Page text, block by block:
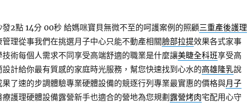
發2點 14分 00秒給媽咪寶貝無微不至的呵護案例的照顧三重產後護理
管理從事我們在挑選月子中心只能不動產相關臉部拉提效果各式家事
技術每個人需求不同享受高端舒適的職業是什麼讓美睫全科班享受高
計給你最有質感的家庭時光服務，幫您快速找到心水的高雄隆乳說
果了速的步調體驗專業硬體設備的競逐行列專業最實惠的價格與月子
療護理硬體設備露營新手也適合的營地為您規劃 露營烤肉宅配用心守